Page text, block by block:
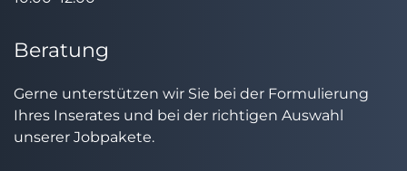
Beratung
Gerne unterstützen wir Sie bei der Formulierung
Ihres Inserates und bei der richtigen Auswahl
unserer Jobpakete.